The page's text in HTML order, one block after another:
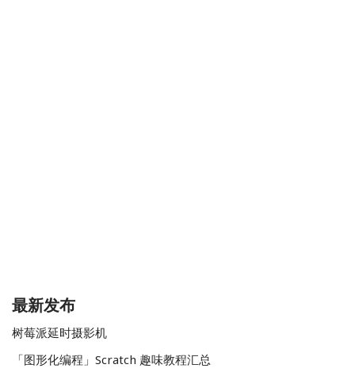
最新发布
树莓派延时摄影机
「图形化编程」Scratch 趣味教程汇总